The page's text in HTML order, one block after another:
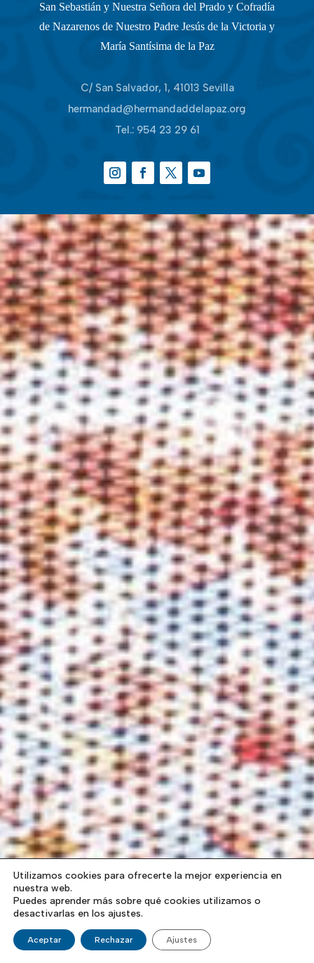
San Sebastián y Nuestra Señora del Prado y Cofradía
de Nazarenos de Nuestro Padre Jesús de la Victoria y
María Santísima de la Paz
C/ San Salvador, 1, 41013 Sevilla
hermandad@hermandaddelapaz.org
Tel.: 954 23 29 61
Utilizamos cookies para ofrecerte la mejor experiencia en
nuestra web.
Puedes aprender más sobre qué cookies utilizamos o
desactivarlas en los ajustes.
Aceptar Rechazar Ajustes